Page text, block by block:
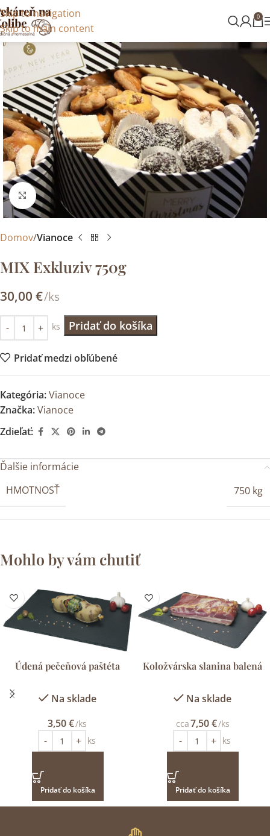
Skip to navigation
Skip to main content
0
Kliknite sem ak chcete zväčšiť
Domov Vianoce
MIX Exkluziv 750g
30,00 €/ks
ks Pridať do košíka
Pridať medzi obľúbené
Kategória:Vianoce
Značka:Vianoce
Zdieľať:
Ďalšie informácie
HMOTNOSŤ
750 kg
Mohlo by vám chutiť
Údená pečeňová paštéta
Na sklade
3,50€/ks
ks
Pridať do košíka
Koložvárska slanina balená
Na sklade
cca7,50€/ks
ks
Pridať do košíka